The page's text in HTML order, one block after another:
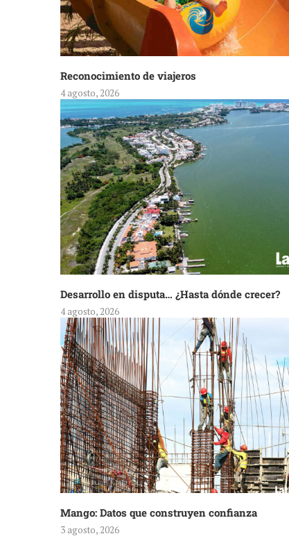
Reconocimiento de viajeros
4 agosto, 2026
Desarrollo en disputa… ¿Hasta dónde crecer?
4 agosto, 2026
Mango: Datos que construyen confianza
3 agosto, 2026